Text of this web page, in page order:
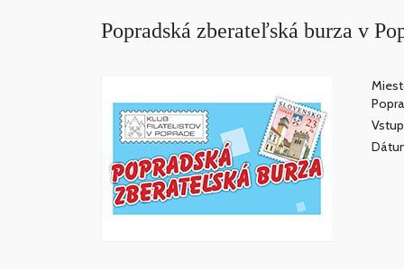
Popradská zberateľská burza v